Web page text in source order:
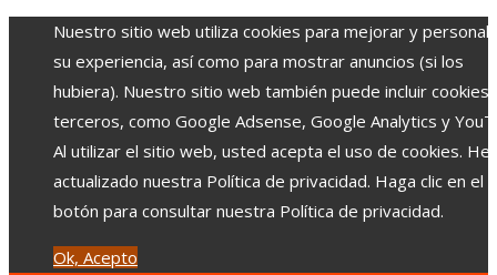
Nuestro sitio web utiliza cookies para mejorar y
su experiencia, así como para mostrar anuncios (si los
hubiera). Nuestro sitio web también puede incluir cookies
terceros, como Google Adsense, Google Analytics y
Al utilizar el sitio web, usted acepta el uso de cookies.
actualizado nuestra Política de privacidad. Haga clic en el
botón para consultar nuestra Política de privacidad.
Ok, Acepto